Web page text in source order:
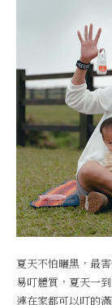
夏天不怕曬黑，最
易叮體質，夏天一
連在家都可以叮的